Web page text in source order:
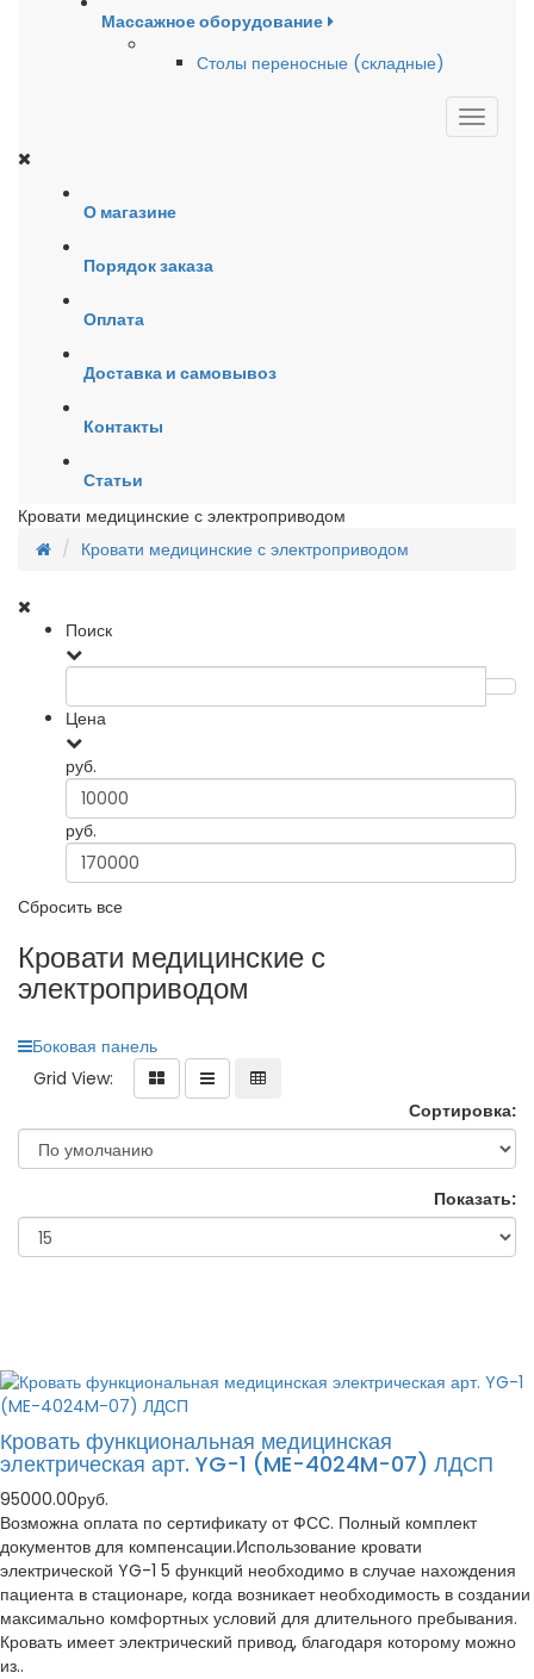
Массажное оборудование
Столы переносные (складные)
О магазине
Порядок заказа
Оплата
Доставка и самовывоз
Контакты
Статьи
Кровати медицинские с электроприводом
Кровати медицинские с электроприводом
Поиск
Цена
руб.
руб.
Сбросить все
Кровати медицинские с
электроприводом
Боковая панель
Grid View:
Сортировка:
Показать:
Кровать функциональная медицинская
электрическая арт. YG-1 (ME-4024M-07) ЛДСП
95000.00руб.
Возможна оплата по сертификату от ФСС. Полный комплект
документов для компенсации.Использование кровати
электрической YG-1 5 функций необходимо в случае нахождения
пациента в стационаре, когда возникает необходимость в создании
максимально комфортных условий для длительного пребывания.
Кровать имеет электрический привод, благодаря которому можно
из..